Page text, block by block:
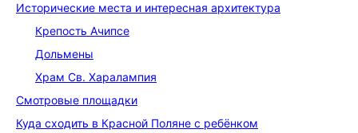
Исторические места и интересная архитектура
Крепость Ачипсе
Дольмены
Храм Св. Харалампия
Смотровые площадки
Куда сходить в Красной Поляне с ребёнком